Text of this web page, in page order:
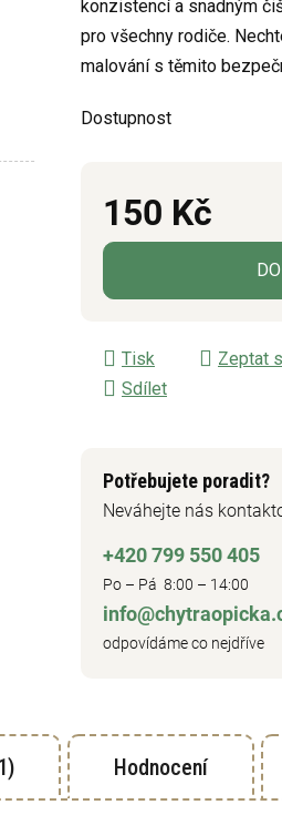
z
5
hvězdiček.
konzistencí a snadným
pro všechny rodiče.
malování s těmito
Dostupnost
150 Kč
Měrná cena:
Tisk Zeptat
Sdílet
Potřebujete poradit?
Neváhejte nás
+420 799 550 405
Po – Pá 8:00 – 14:00
odpovídáme co nejdříve
Hodnocení